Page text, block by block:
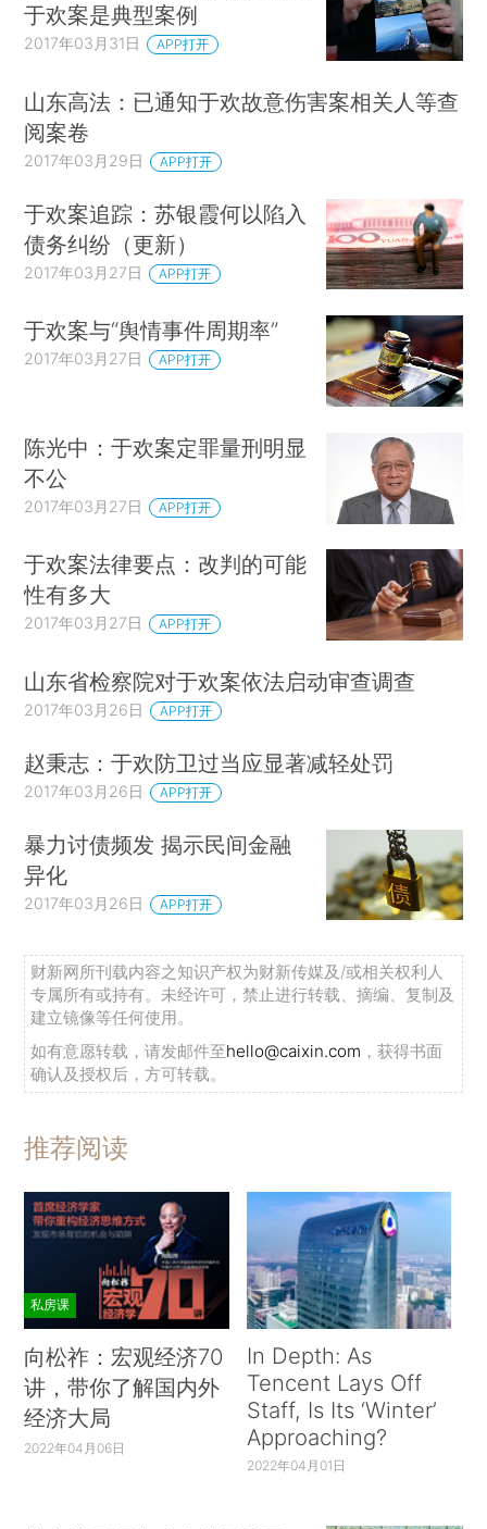
于欢案是典型案例
2017年03月31日 APP打开
山东高法：已通知于欢故意伤害案相关人等查
阅案卷
2017年03月29日 APP打开
于欢案追踪：苏银霞何以陷入
债务纠纷（更新）
2017年03月27日 APP打开
于欢案与“舆情事件周期率”
2017年03月27日 APP打开
陈光中：于欢案定罪量刑明显
不公
2017年03月27日 APP打开
于欢案法律要点：改判的可能
性有多大
2017年03月27日 APP打开
山东省检察院对于欢案依法启动审查调查
2017年03月26日 APP打开
赵秉志：于欢防卫过当应显著减轻处罚
2017年03月26日 APP打开
暴力讨债频发 揭示民间金融
异化
2017年03月26日 APP打开
财新网所刊载内容之知识产权为财新传媒及/或相关权利人
专属所有或持有。未经许可，禁止进行转载、摘编、复制及
建立镜像等任何使用。
如有意愿转载，请发邮件至hello@caixin.com ，获得书面
确认及授权后，方可转载。
推荐阅读
私房课
向松祚：宏观经济70
讲，带你了解国内外
经济大局
2022年04月06日
In Depth: As
Tencent Lays Off
Staff, Is Its ‘Winter’
Approaching?
2022年04月01日